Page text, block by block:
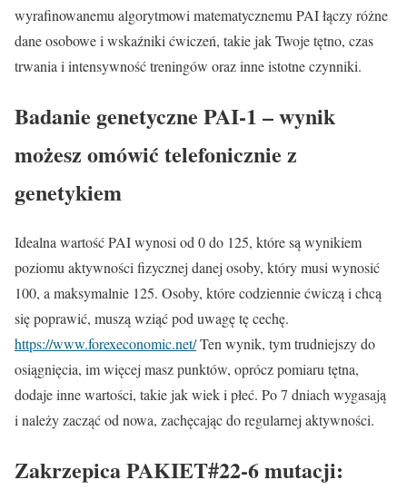
wyrafinowanemu algorytmowi matematycznemu PAI łączy różne
dane osobowe i wskaźniki ćwiczeń, takie jak Twoje tętno, czas
trwania i intensywność treningów oraz inne istotne czynniki.
Badanie genetyczne PAI-1 – wynik
możesz omówić telefonicznie z
genetykiem
Idealna wartość PAI wynosi od 0 do 125, które są wynikiem
poziomu aktywności fizycznej danej osoby, który musi wynosić
100, a maksymalnie 125. Osoby, które codziennie ćwiczą i chcą
się poprawić, muszą wziąć pod uwagę tę cechę.
https://www.forexeconomic.net/Ten wynik, tym trudniejszy do
osiągnięcia, im więcej masz punktów, oprócz pomiaru tętna,
dodaje inne wartości, takie jak wiek i płeć. Po 7 dniach wygasają
i należy zacząć od nowa, zachęcając do regularnej aktywności.
Zakrzepica PAKIET#22-6 mutacji: